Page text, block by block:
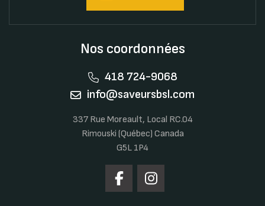
Nos coordonnées
418 724-9068
info@saveursbsl.com
337 Rue Moreault, Local RC.04
Rimouski (Québec) Canada
G5L 1P4